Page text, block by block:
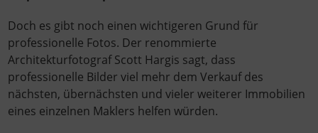
Doch es gibt noch einen wichtigeren Grund für
professionelle Fotos. Der renommierte
Architekturfotograf Scott Hargis sagt, dass
professionelle Bilder viel mehr dem Verkauf des
nächsten, übernächsten und vieler weiterer Immobilien
eines einzelnen Maklers helfen würden.